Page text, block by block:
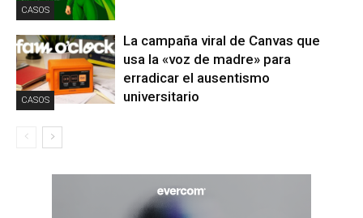
CASOS
CASOS
La campaña viral de Canvas que
usa la «voz de madre» para
erradicar el ausentismo
universitario